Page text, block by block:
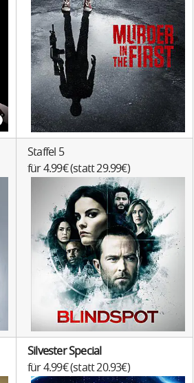
Staffel 5
für 4.99€ (statt 29.99€)
Silvester Special
für 4.99€ (statt 20.93€)